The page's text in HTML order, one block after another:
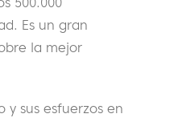
Es un gran
la mejor
sus esfuerzos en